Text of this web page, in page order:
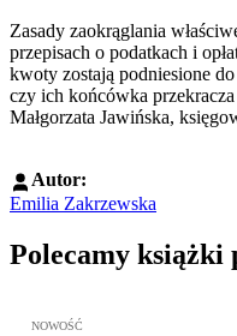
Zasady zaokrąglania
przepisach o podatkach i
kwoty zostają podniesione
czy ich końcówka
Małgorzata Jawińska,
Autor:
Emilia Zakrzewska
Polecamy książki
Przejdź do: JPK_VAT
NOWOŚĆ